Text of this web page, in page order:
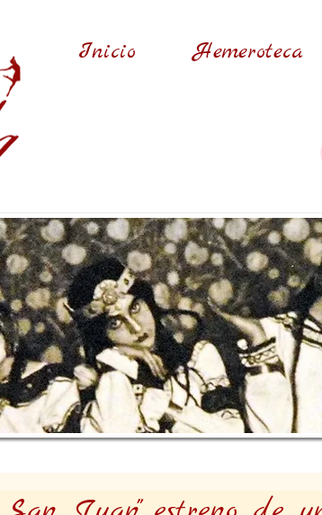
Inicio Hemeroteca